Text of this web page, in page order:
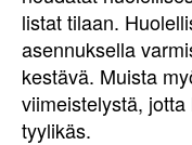
listat tilaan.
asennuksella
kestävä. Muista
viimeistelystä,
tyylikäs.